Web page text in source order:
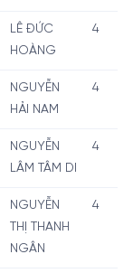
LÊ ĐỨC
HOÀNG
4
NGUYỄN
HẢI NAM
4
NGUYỄN
LÂM TÂM DI
4
NGUYỄN
THỊ THANH
NGÂN
4